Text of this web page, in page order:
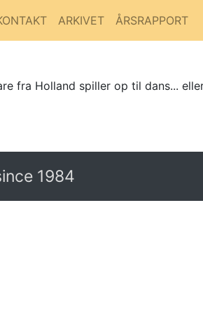
ARKIVET ÅRSRAPPORT
fra Holland spiller op til dans...
1984